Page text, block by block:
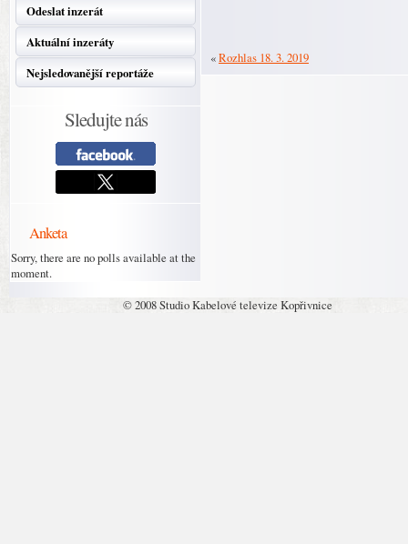
Odeslat inzerát
Aktuální inzeráty
Nejsledovanější reportáže
Sledujte nás
Anketa
Sorry, there are no polls available at the
moment.
«Rozhlas 18. 3. 2019
© 2008 Studio Kabelové televize Kopřivnice